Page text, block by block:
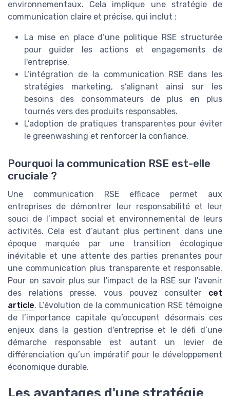
environnementaux. Cela implique une stratégie de
communication claire et précise, qui inclut :
La mise en place d’une politique RSE structurée
pour guider les actions et engagements de
l'entreprise.
L’intégration de la communication RSE dans les
stratégies marketing, s’alignant ainsi sur les
besoins des consommateurs de plus en plus
tournés vers des produits responsables.
L’adoption de pratiques transparentes pour éviter
le greenwashing et renforcer la confiance.
Pourquoi la communication RSE est-elle
cruciale ?
Une communication RSE efficace permet aux
entreprises de démontrer leur responsabilité et leur
souci de l’impact social et environnemental de leurs
activités. Cela est d’autant plus pertinent dans une
époque marquée par une transition écologique
inévitable et une attente des parties prenantes pour
une communication plus transparente et responsable.
Pour en savoir plus sur l'impact de la RSE sur l'avenir
des relations presse, vous pouvez consulter cet
article. L’évolution de la communication RSE témoigne
de l’importance capitale qu’occupent désormais ces
enjeux dans la gestion d'entreprise et le défi d’une
démarche responsable est autant un levier de
différenciation qu’un impératif pour le développement
économique durable.
Les avantages d'une stratégie